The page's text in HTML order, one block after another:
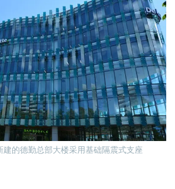
的德勤总部大楼采用基础隔震式支座